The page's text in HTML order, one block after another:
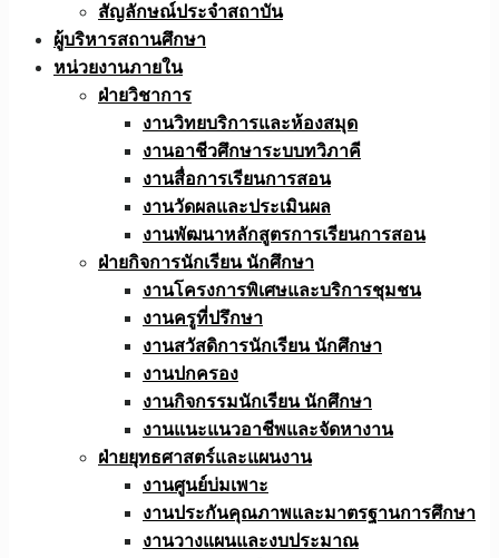
สัญลักษณ์ประจำสถาบัน
ผู้บริหารสถานศึกษา
หน่วยงานภายใน
ฝ่ายวิชาการ
งานวิทยบริการและห้องสมุด
งานอาชีวศึกษาระบบทวิภาคี
งานสื่อการเรียนการสอน
งานวัดผลและประเมินผล
งานพัฒนาหลักสูตรการเรียนการสอน
ฝ่ายกิจการนักเรียน นักศึกษา
งานโครงการพิเศษและบริการชุมชน
งานครูที่ปรึกษา
งานสวัสดิการนักเรียน นักศึกษา
งานปกครอง
งานกิจกรรมนักเรียน นักศึกษา
งานแนะแนวอาชีพและจัดหางาน
ฝ่ายยุทธศาสตร์และแผนงาน
งานศูนย์บ่มเพาะ
งานประกันคุณภาพและมาตรฐานการศึกษา
งานวางแผนและงบประมาณ